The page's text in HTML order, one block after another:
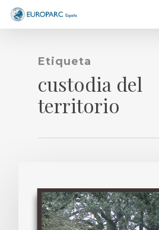
Skip
Etiqueta
custodia del
territorio